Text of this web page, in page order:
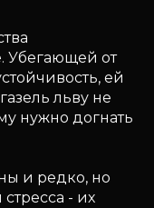
Убегающей от
ей
льву не
нужно догнать
и редко, но
- их